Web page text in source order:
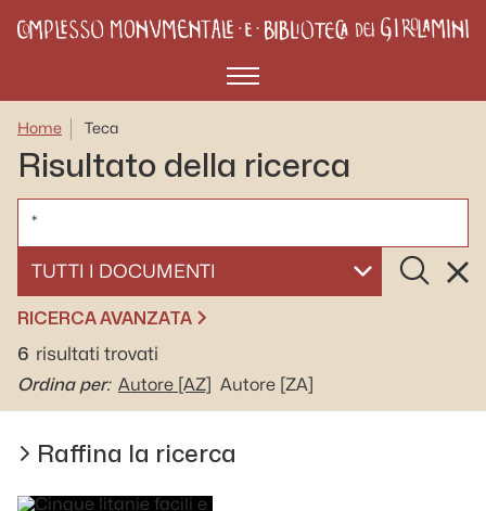
Menù
Home Teca
Risultato della ricerca
SELEZIONA UN DOCUMENTO
Cerca
RICERCA AVANZATA
6 risultati trovati
Ordina per: Autore [AZ] Autore [ZA]
Raffina la ricerca